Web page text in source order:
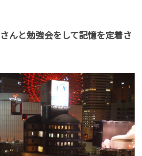
んと勉強会をして記憶を定着さ